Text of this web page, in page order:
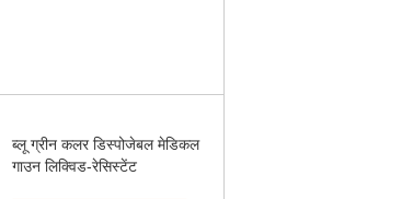
ब्लू ग्रीन कलर डिस्पोजेबल मेडिकल
गाउन लिक्विड-रेसिस्टेंट